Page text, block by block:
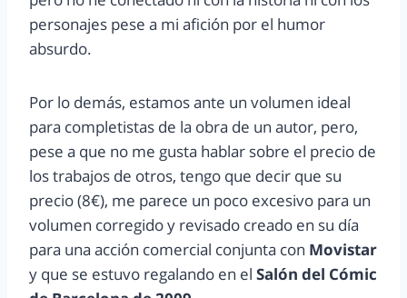
personajes pese a mi afición por el humor
absurdo.
Por lo demás, estamos ante un volumen ideal
para completistas de la obra de un autor, pero,
pese a que no me gusta hablar sobre el precio de
los trabajos de otros, tengo que decir que su
precio (8€), me parece un poco excesivo para un
volumen corregido y revisado creado en su día
para una acción comercial conjunta con Movistar
y que se estuvo regalando en el Salón del Cómic